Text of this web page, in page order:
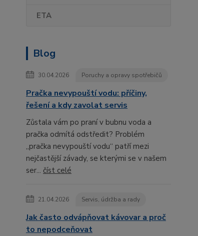
ETA
Blog
30.04.2026 Poruchy a opravy spotřebičů
Pračka nevypouští vodu: příčiny,
řešení a kdy zavolat servis
Zůstala vám po praní v bubnu voda a
pračka odmítá odstředit? Problém
„pračka nevypouští vodu“ patří mezi
nejčastější závady, se kterými se v našem
ser... číst celé
21.04.2026 Servis, údržba a rady
Jak často odvápňovat kávovar a proč
to nepodceňovat